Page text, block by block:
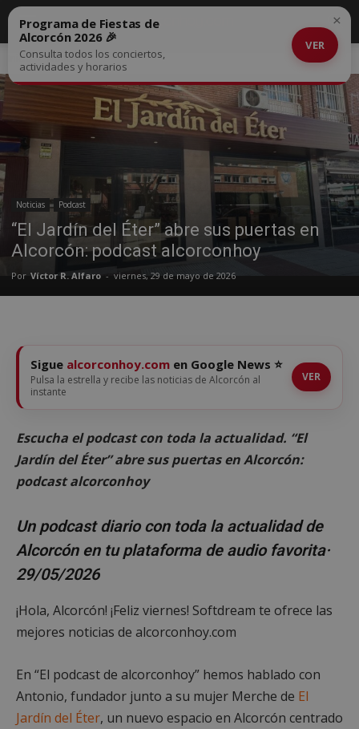
Inicio Noticias
Noticias Podcast
“El Jardín del Éter” abre sus puertas en
Alcorcón: podcast alcorconhoy
Por Víctor R. Alfaro - viernes, 29 de mayo de 2026
Programa de Fiestas de
Alcorcón 2026 🎉
Consulta todos los conciertos,
actividades y horarios
VER
×
Sigue alcorconhoy.com en Google News ⭐
Pulsa la estrella y recibe las noticias de Alcorcón al
instante
VER
Escucha el podcast con toda la actualidad. “El
Jardín del Éter” abre sus puertas en Alcorcón:
podcast alcorconhoy
Un podcast diario con toda la actualidad de
Alcorcón en tu plataforma de audio favorita·
29/05/2026
¡Hola, Alcorcón! ¡Feliz viernes! Softdream te ofrece las
mejores noticias de alcorconhoy.com
En “El podcast de alcorconhoy” hemos hablado con
Antonio, fundador junto a su mujer Merche de El
Jardín del Éter, un nuevo espacio en Alcorcón centrado